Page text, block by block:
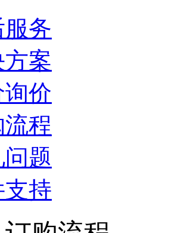
务
案
询价
程
题
支持